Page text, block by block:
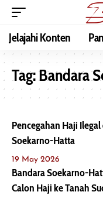
Jelajahi Konten
Tag:Bandara
Pencegahan Haji
Soekarno-Hatta
19 May 2026
Bandara Soekarno-
Calon Haji ke Tanah